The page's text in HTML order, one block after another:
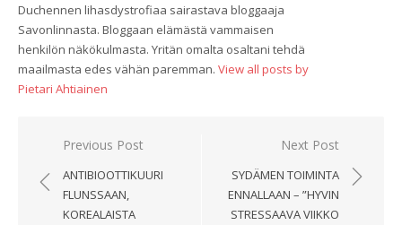
Duchennen lihasdystrofiaa sairastava bloggaaja
Savonlinnasta. Bloggaan elämästä vammaisen
henkilön näkökulmasta. Yritän omalta osaltani tehdä
maailmasta edes vähän paremman. View all posts by
Pietari Ahtiainen
Artikkelien
selaus
Previous Post
ANTIBIOOTTIKUURI
FLUNSSAAN,
KOREALAISTA
Next Post
SYDÄMEN TOIMINTA
ENNALLAAN – ”HYVIN
STRESSAAVA VIIKKO